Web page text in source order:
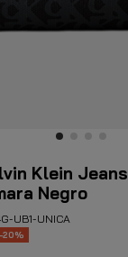
Klein Jeans
Negro
UB1-UNICA
-20%